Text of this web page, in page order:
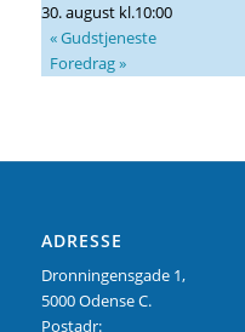
30. august kl.10:00
«Gudstjeneste
Foredrag»
ADRESSE
Dronningensgade 1,
5000 Odense C.
Postadr: